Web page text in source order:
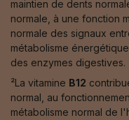
maintien de dents
normale, à une fonction
normale des signaux
métabolisme
des enzymes digestives.
²La vitamine B12
normal, au
métabolisme normal de